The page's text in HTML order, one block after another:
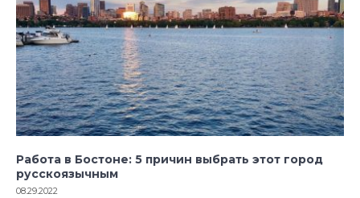
Работа в Бостоне: 5 причин выбрать этот город
русскоязычным
08.29.2022